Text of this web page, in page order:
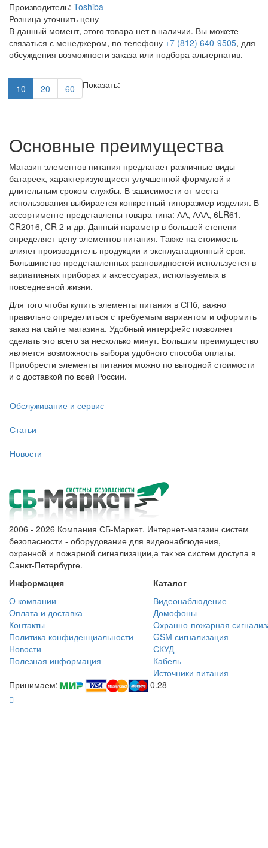
Производитель: Toshiba
Розница уточнить цену
В данный момент, этого товара нет в наличии. Вы можете
связаться с менеджером, по телефону +7 (812) 640-9505, для
обсуждения возможности заказа или подбора альтернатив.
Показать:
10 20 60
Основные преимущества
Магазин элементов питания предлагает различные виды
батареек, характеризующиеся улучшенной формулой и
длительным сроком службы. В зависимости от места
использования выбирается конкретный типоразмер изделия. В
ассортименте представлены товара типа: АА, ААА, 6LR61,
CR2016, CR 2 и др. Данный параметр в большей степени
определяет цену элементов питания. Также на стоимость
влияет производитель продукции и эксплуатационный срок.
Большинство представленных разновидностей используется в
вариативных приборах и аксессуарах, используемых в
повседневной жизни.
Для того чтобы купить элементы питания в СПб, важно
правильно определиться с требуемым вариантом и оформить
заказ на сайте магазина. Удобный интерфейс позволяет
сделать это всего за несколько минут. Большим преимущество
является возможность выбора удобного способа оплаты.
Приобрести элементы питания можно по выгодной стоимости
и с доставкой по всей России.
Обслуживание и сервис
Статьи
Новости
2006 - 2026 Компания СБ-Маркет. Интернет-магазин систем
безопасности - оборудование для видеонаблюдения,
охранной и пожарной сигнализации,а так же систем доступа в
Санкт-Петербурге.
Информация
Каталог
О компании
Видеонаблюдение
Оплата и доставка
Домофоны
Контакты
Охранно-пожарная
Политика конфиденциальности
GSM сигнализация
Новости
СКУД
Полезная информация
Кабель
Источники питания
Принимаем:
0.28